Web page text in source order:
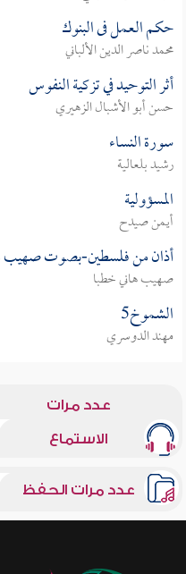
حكم العمل فى البنوك
محمد ناصر الدين الألباني
أثر التوحيد في تزكية النفوس
حسن أبو الأشبال الزهيري
سورة النساء
رشيد بلعالية
المسؤولية
أيمن صيدح
أذان من فلسطين-بصوت صهيب
صهيب هاني خطبا
الشموخ5
مهند الدوسري
عدد مرات
الاستماع
عدد مرات الحفظ